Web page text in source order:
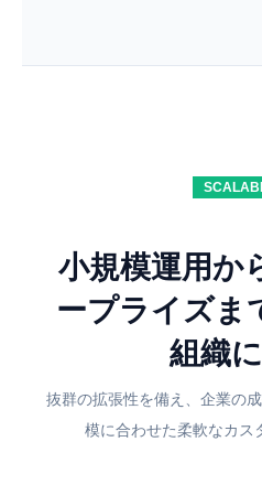
小規模運用か
ープライズま
組織
抜群の拡張性を備え、企業の
模に合わせた柔軟なカス